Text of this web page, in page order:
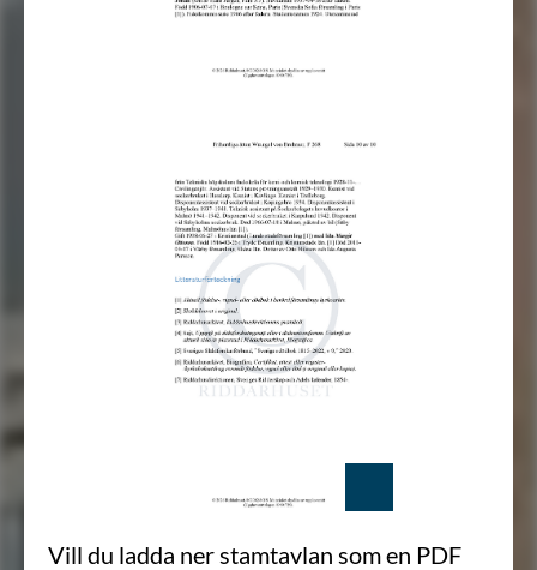
Vill du ladda ner stamtavlan som en PDF